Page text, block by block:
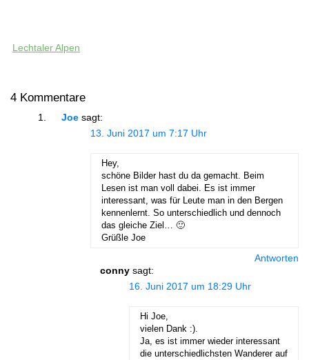
Lechtaler Alpen
4 Kommentare
Joe sagt:
13. Juni 2017 um 7:17 Uhr
Hey,
schöne Bilder hast du da gemacht. Beim
Lesen ist man voll dabei. Es ist immer
interessant, was für Leute man in den Bergen
kennenlernt. So unterschiedlich und dennoch
das gleiche Ziel… 🙂
Grüßle Joe
Antworten
conny sagt:
16. Juni 2017 um 18:29 Uhr
Hi Joe,
vielen Dank :).
Ja, es ist immer wieder interessant
die unterschiedlichsten Wanderer auf